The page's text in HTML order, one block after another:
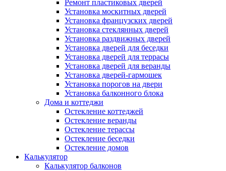
Ремонт пластиковых дверей
Установка москитных дверей
Установка французских дверей
Установка стеклянных дверей
Установка раздвижных дверей
Установка дверей для беседки
Установка дверей для террасы
Установка дверей для веранды
Установка дверей-гармошек
Установка порогов на двери
Установка балконного блока
Дома и коттеджи
Остекление коттеджей
Остекление веранды
Остекление терассы
Остекление беседки
Остекление домов
Калькулятор
Калькулятор балконов